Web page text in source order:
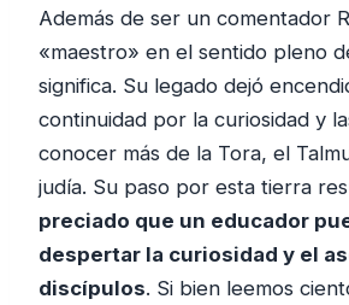
Además de ser un comentador
«maestro» en el sentido pleno
significa. Su legado dejó
continuidad por la curiosidad y
conocer más de la Tora, el
judía. Su paso por esta tierra
preciado que un educador
despertar la curiosidad y el
discípulos. Si bien leemos